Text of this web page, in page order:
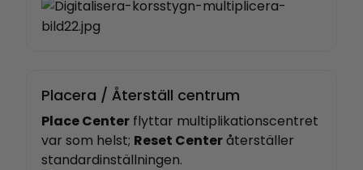
Placera / Återställ centrum
Place Center flyttar multiplikationscentret
var som helst; Reset Centeråterställer
standardinställningen.